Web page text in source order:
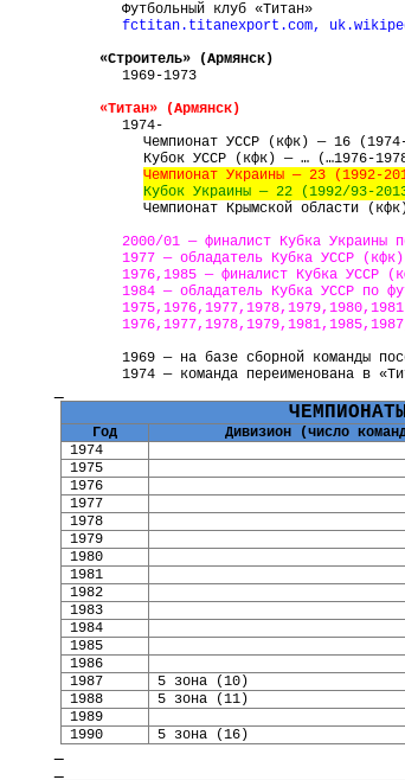
Футбольный клуб «Титан»
fctitan. titanexport .com,
«Строитель» (Армянск)
1969-1973
«Титан» (Армянск)
1974-
Чемпионат УССР (кфк) — 16
КубокУССР (кфк) — … (…1976-
Чемпионат Украины — 23 (1992-
КубокУкраины—22 (1992/93-
Чемпионат Крымской области
2000/01 — финалист Кубка Украины
1977 — обладатель Кубка УССР (кфк)
1976,1985 — финалист Кубка УССР
1984 — обладатель Кубка УССР по
1969 — на базе сборной команды
1974 — команда переименована в
Год Дивизион (число
1974
1975
1976
1977
1978
1979
1980
1981
1982
1983
1984
1985
1986
1987
5 зона (10)
1988
5 зона (11)
1989
1990
5 зона (16)